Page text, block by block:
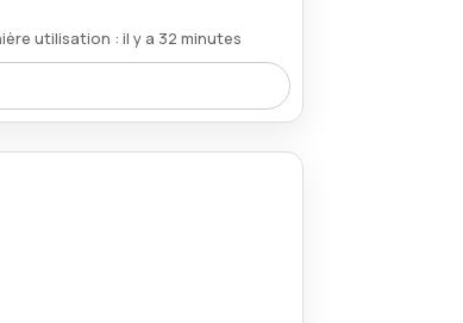
utilisation : il y a 32 minutes